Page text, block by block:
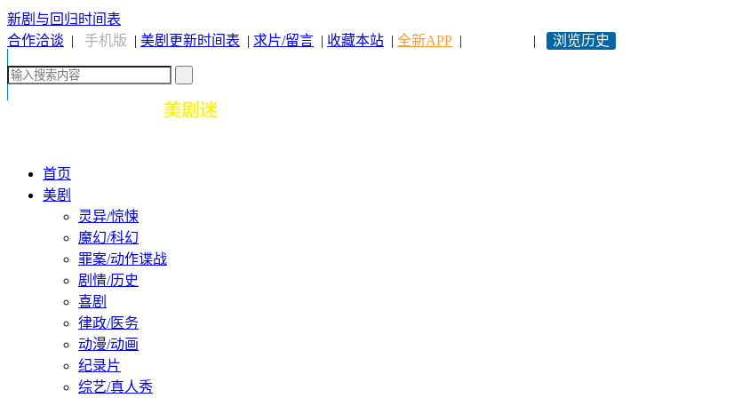
新剧与回归时间表
合作洽谈 | 手机版 | 美剧更新时间表 | 求片/留言 | 收藏本站 | 全新APP | | 浏览历史
首页
美剧
灵异/惊悚
魔幻/科幻
罪案/动作谍战
剧情/历史
喜剧
律政/医务
动漫/动画
纪录片
综艺/真人秀